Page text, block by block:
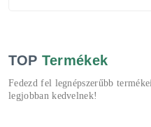
TOP Termékek
Fedezd fel legnépszerűbb
legjobban kedvelnek!